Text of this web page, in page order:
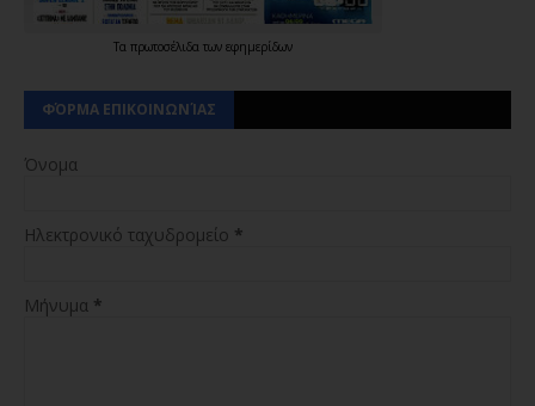
Τα πρωτοσέλιδα των εφημερίδων
ΦΌΡΜΑ ΕΠΙΚΟΙΝΩΝΊΑΣ
Όνομα
Ηλεκτρονικό ταχυδρομείο *
Μήνυμα *